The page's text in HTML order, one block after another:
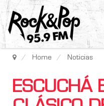
Home Noticias
ESCUCHÁ